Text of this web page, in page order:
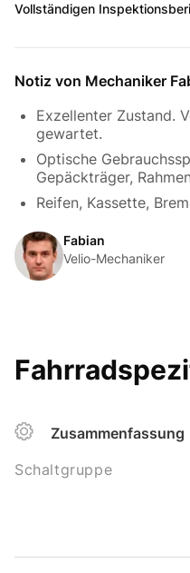
Vollständigen
Notiz von Mechaniker
Exzellenter Zustand.
gewartet.
Optische
Gepäckträger, Rahmen
Reifen, Kassette,
Fabian
Velio-Mechaniker
Zusammenfassung
Schaltgruppe